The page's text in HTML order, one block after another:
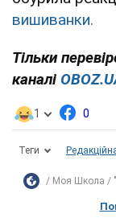
вишиванки.
Тільки
каналі
1 0
Теги
Моя Школа